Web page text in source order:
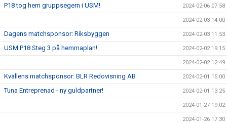
P18 tog hem gruppsegern i USM! 2024-02-06 07:58
2024-02-03 14:00
Dagens matchsponsor: Riksbyggen 2024-02-03 11:53
USM P18 Steg 3 på hemmaplan! 2024-02-02 19:15
2024-02-02 12:49
Kvällens matchsponsor: BLR Redovisning AB 2024-02-01 15:00
Tuna Entreprenad - ny guldpartner! 2024-02-01 13:25
2024-01-27 19:02
2024-01-26 17:30